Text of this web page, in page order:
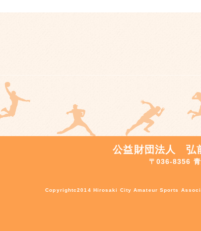
公益財団法人 弘
〒036-8356
Copyrightc2014 Hirosaki City Amateur Sports